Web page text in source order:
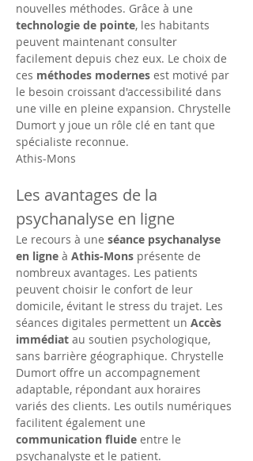
nouvelles méthodes. Grâce à une
technologie de pointe, les habitants
peuvent maintenant consulter
facilement depuis chez eux. Le choix de
ces méthodes modernes est motivé par
le besoin croissant d'accessibilité dans
une ville en pleine expansion. Chrystelle
Dumort y joue un rôle clé en tant que
spécialiste reconnue.
Athis-Mons
Les avantages de la
psychanalyse en ligne
Le recours à une séance psychanalyse
en ligne à Athis-Mons présente de
nombreux avantages. Les patients
peuvent choisir le confort de leur
domicile, évitant le stress du trajet. Les
séances digitales permettent un Accès
immédiat au soutien psychologique,
sans barrière géographique. Chrystelle
Dumort offre un accompagnement
adaptable, répondant aux horaires
variés des clients. Les outils numériques
facilitent également une
communication fluide entre le
psychanalyste et le patient.